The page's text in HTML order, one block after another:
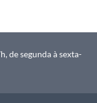
de segunda à sexta-